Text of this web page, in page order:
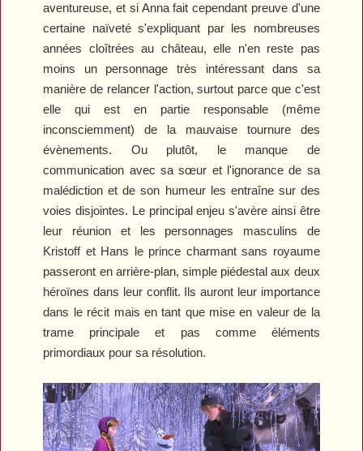
aventureuse, et si Anna fait cependant preuve d'une
certaine naïveté s'expliquant par les nombreuses
années cloîtrées au château, elle n'en reste pas
moins un personnage très intéressant dans sa
manière de relancer l'action, surtout parce que c'est
elle qui est en partie responsable (même
inconsciemment) de la mauvaise tournure des
évènements. Ou plutôt, le manque de
communication avec sa sœur et l'ignorance de sa
malédiction et de son humeur les entraîne sur des
voies disjointes. Le principal enjeu s'avère ainsi être
leur réunion et les personnages masculins de
Kristoff et Hans le prince charmant sans royaume
passeront en arrière-plan, simple piédestal aux deux
héroïnes dans leur conflit. Ils auront leur importance
dans le récit mais en tant que mise en valeur de la
trame principale et pas comme éléments
primordiaux pour sa résolution.